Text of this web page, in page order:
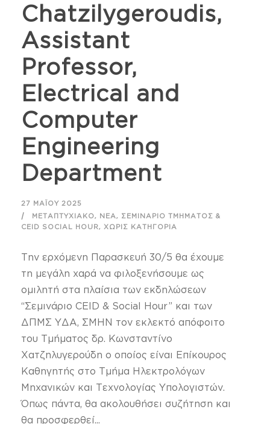
Chatzilygeroudis,
Assistant
Professor,
Electrical and
Computer
Engineering
Department
27 ΜΑΪ́ΟΥ 2025
ΜΕΤΑΠΤΥΧΙΑΚΌ, ΝΈΑ, ΣΕΜΙΝΆΡΙΟ ΤΜΉΜΑΤΟΣ &
CEID SOCIAL HOUR, ΧΩΡΊΣ ΚΑΤΗΓΟΡΊΑ
Την ερχόμενη Παρασκευή 30/5 θα έχουμε
τη μεγάλη χαρά να φιλοξενήσουμε ως
ομιλητή στα πλαίσια των εκδηλώσεων
“Σεμινάριο CEID & Social Hour” και των
ΔΠΜΣ ΥΔΑ, ΣΜΗΝ τον εκλεκτό απόφοιτο
του Τμήματος δρ. Κωνσταντίνο
Χατζηλυγερούδη ο οποίος είναι Επίκουρος
Καθηγητής στο Τμήμα Ηλεκτρολόγων
Μηχανικών και Τεχνολογίας Υπολογιστών.
Όπως πάντα, θα ακολουθήσει συζήτηση και
θα προσφερθεί...